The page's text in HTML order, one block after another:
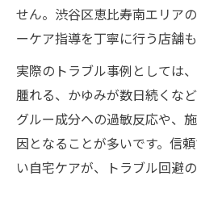
せん。渋谷区恵比寿南エリア
ーケア指導を丁寧に行う店舗も
実際のトラブル事例としては
腫れる、かゆみが数日続くな
グルー成分への過敏反応や、
因となることが多いです。信
い自宅ケアが、トラブル回避の